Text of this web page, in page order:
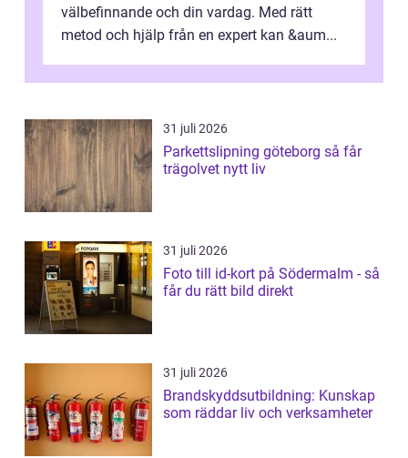
välbefinnande och din vardag. Med rätt
metod och hjälp från en expert kan &aum...
31 juli 2026
Parkettslipning göteborg så får
trägolvet nytt liv
31 juli 2026
Foto till id-kort på Södermalm - så
får du rätt bild direkt
31 juli 2026
Brandskyddsutbildning: Kunskap
som räddar liv och verksamheter